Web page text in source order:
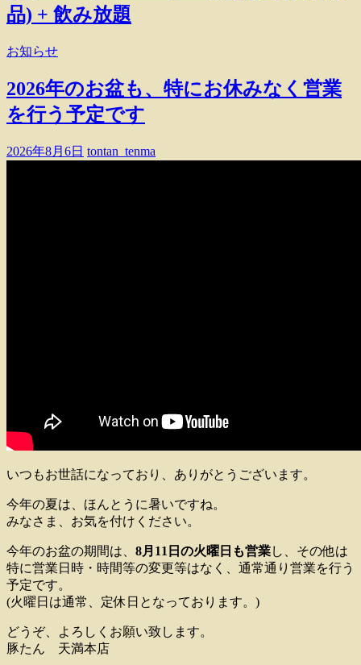
品) + 飲み放題
お知らせ
2026年のお盆も、特にお休みなく営業
を行う予定です
2026年8月6日 tontan_tenma
いつもお世話になっており、ありがとうございます。
今年の夏は、ほんとうに暑いですね。
みなさま、お気を付けください。
今年のお盆の期間は、 8月11日の火曜日も営業し、その他は
特に営業日時・時間等の変更等はなく、通常通り営業を行う
予定です。
(火曜日は通常、定休日となっております。)
どうぞ、よろしくお願い致します。
豚たん 天満本店